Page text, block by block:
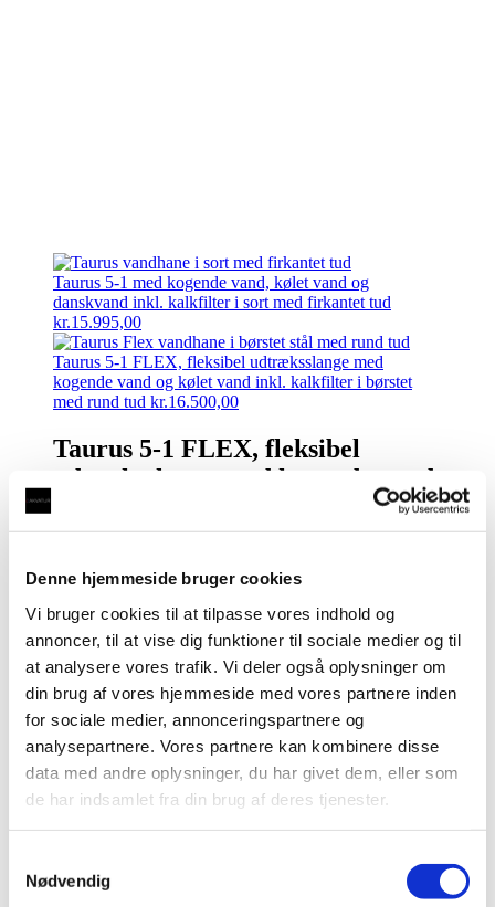
Denne hjemmeside bruger cookies
Vi bruger cookies til at tilpasse vores indhold og
annoncer, til at vise dig funktioner til sociale medier og til
at analysere vores trafik. Vi deler også oplysninger om
din brug af vores hjemmeside med vores partnere inden
for sociale medier, annonceringspartnere og
analysepartnere. Vores partnere kan kombinere disse
data med andre oplysninger, du har givet dem, eller som
de har indsamlet fra din brug af deres tjenester.
Nødvendig
Taurus 5-1 med kogende vand, kølet vand og
danskvand inkl. kalkfilter i sort med firkantet tud
kr.15.995,00
Taurus 5-1 FLEX, fleksibel udtræksslange med
kogende vand og kølet vand inkl. kalkfilter i børstet
med rund tud kr.16.500,00
Taurus 5-1 FLEX, fleksibel
udtræksslange med kogende vand
og kølet vand inkl. kalkfilter i
krom med rund tud
kr.16.500,00
Komplet sæt:Taurus 5-1 FLEX vandhane inkl.
Kogebeholder, køler, samtlige slanger og fittings
5 funktioner direkte fra hanen – Elegant og
Kogende vand
Afkølet vand
Vand med brus
Varmt vand
🛠️Klar til installation